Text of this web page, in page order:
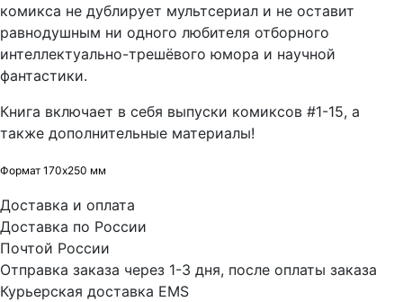
комикса не дублирует мультсериал и не оставит
равнодушным ни одного любителя отборного
интеллектуально-трешёвого юмора и научной
фантастики.
Книга включает в себя выпуски комиксов #1-15, а
также дополнительные материалы!
Формат 170х250 мм
Доставка и оплата
Доставка по России
Почтой России
Отправка заказа через 1-3 дня, после оплаты заказа
Курьерская доставка EMS